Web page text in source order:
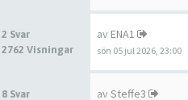
2 Svar
2762 Visningar
av ENA1
sön 05 jul 2026, 23:00
8 Svar
av Steffe3